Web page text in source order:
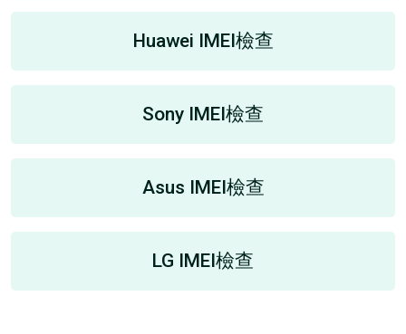
Huawei IMEI檢查
Sony IMEI檢查
Asus IMEI檢查
LG IMEI檢查